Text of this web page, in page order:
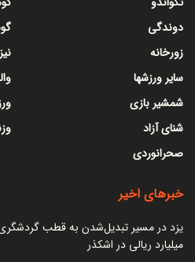
دوندگی
زورخانه
سایر ورزشها
شمشیر بازی
شنای آزاد
صحرانوردی
خبرهای اخیر
میلیارد ریالی در اشکذر